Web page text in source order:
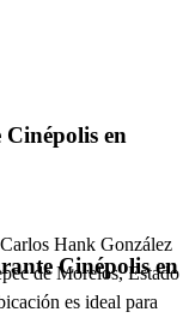
en
Hank González
de Morelos, Estado
es ideal para
Cinépolis en